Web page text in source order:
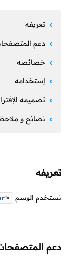
تعريفه
دعم
خصائصه
إستخدامه
تصميمه
نصائح و
تعريفه
نستخدم الوسم >
دعم